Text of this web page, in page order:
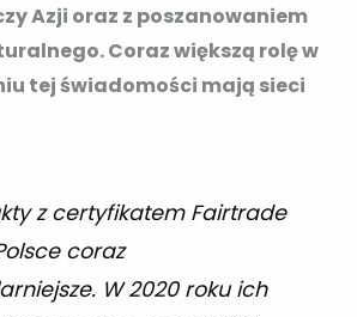
Azji oraz z poszanowaniem
Coraz większą rolę w
tej świadomości mają sieci
z certyfikatem Fairtrade
coraz
W 2020 roku ich